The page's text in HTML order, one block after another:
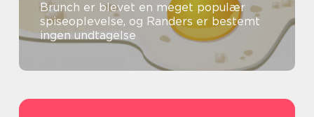
Brunch er blevet en meget populær
spiseoplevelse, og Randers er bestemt
ingen undtagelse